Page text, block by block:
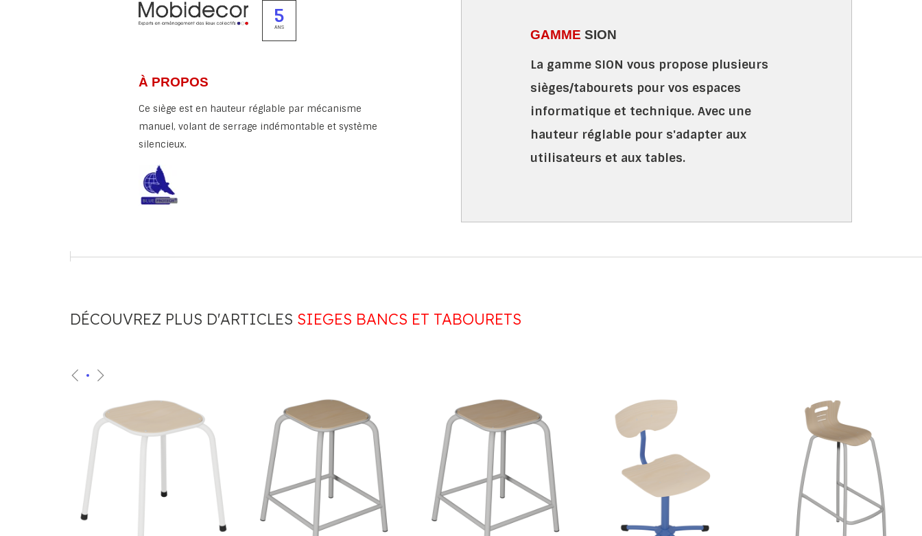
5
ANS
À PROPOS
Ce siège est en hauteur réglable par mécanisme
manuel, volant de serrage indémontable et système
silencieux.
GAMME SION
La gamme SION vous propose plusieurs
sièges/tabourets pour vos espaces
informatique et technique. Avec une
hauteur réglable pour s'adapter aux
utilisateurs et aux tables.
DÉCOUVREZ PLUS D'ARTICLES SIEGES BANCS ET TABOURETS